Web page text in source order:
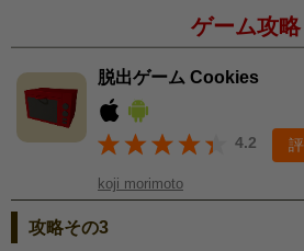
ゲーム攻略
脱出ゲーム Cookies
4.2
koji morimoto
攻略その3